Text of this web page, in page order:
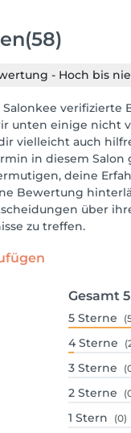
(58)
- Hoch bis
Salonkee verifizierte
unten einige nicht
vielleicht auch
in diesem Salon
deine
Bewertung
über
zu treffen.
Gesamt 5
5 Sterne
4 Sterne
3 Sterne
2 Sterne
1 Stern (0)